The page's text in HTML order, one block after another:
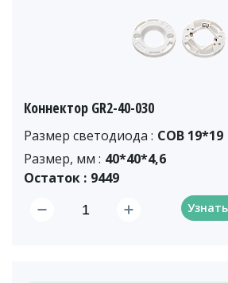
Коннектор GR2-40-030
Размер светодиода : COB 19*19
Размер, мм : 40*40*4,6
Остаток : 9449